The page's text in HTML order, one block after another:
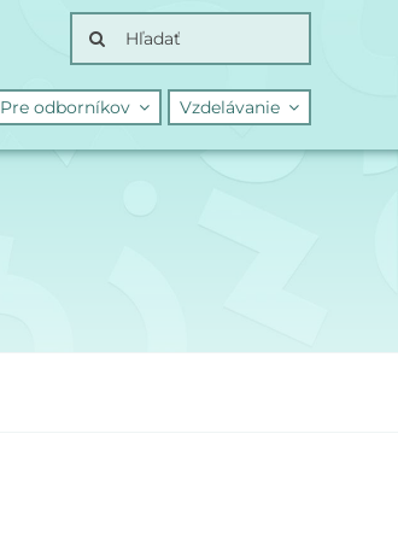
Search
for:
Pre odborníkov Vzdelávanie